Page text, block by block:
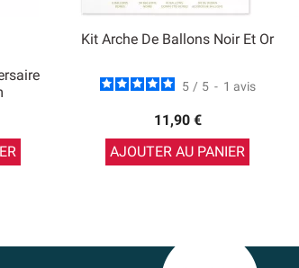
Kit Arche De Ballons Noir Et Or
5 / 5 - 1 avis
11,90 €
AJOUTER AU PANIER